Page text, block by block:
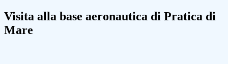
Visita alla base aeronautica di Pratica di
Mare